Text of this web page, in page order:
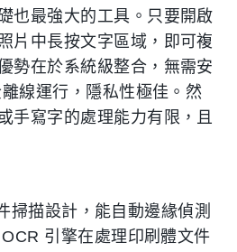
也最強大的工具。只要開啟
片中長按文字區域，即可複
勢在於系統級整合，無需安
線運行，隱私性極佳。然
手寫字的處理能力有限，且
掃描設計，能自動邊緣偵測
引擎在處理印刷體文件